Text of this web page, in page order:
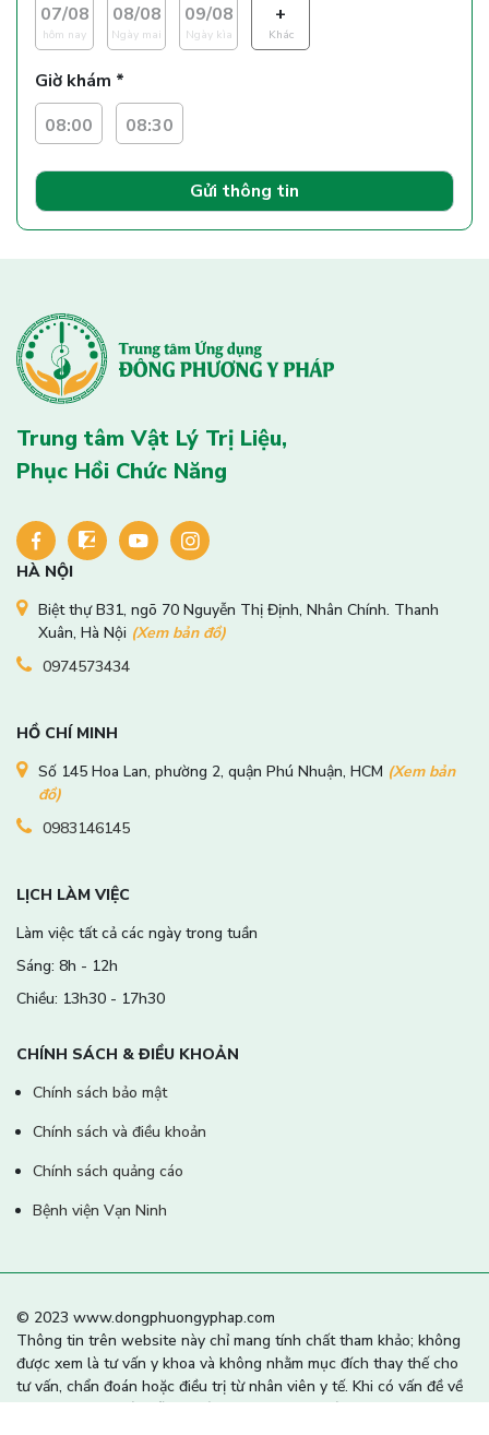
07/08
hôm nay
08/08
Ngày mai
09/08
Ngày kìa
+
Khác
Giờ khám *
08:00
08:30
Gửi thông tin
Trung tâm Vật Lý Trị Liệu,
Phục Hồi Chức Năng
HÀ NỘI
Biệt thự B31, ngõ 70 Nguyễn Thị Định, Nhân Chính. Thanh
Xuân, Hà Nội (Xem bản đồ)
0974573434
HỒ CHÍ MINH
Số 145 Hoa Lan, phường 2, quận Phú Nhuận, HCM (Xem bản
đồ)
0983146145
LỊCH LÀM VIỆC
Làm việc tất cả các ngày trong tuần
Sáng: 8h - 12h
Chiều: 13h30 - 17h30
CHÍNH SÁCH & ĐIỀU KHOẢN
Chính sách bảo mật
Chính sách và điều khoản
Chính sách quảng cáo
Bệnh viện Vạn Ninh
© 2023 www.dongphuongyphap.com
Thông tin trên website này chỉ mang tính chất tham khảo; không
được xem là tư vấn y khoa và không nhằm mục đích thay thế cho
tư vấn, chẩn đoán hoặc điều trị từ nhân viên y tế. Khi có vấn đề về
sức khỏe hoặc cần hỗ trợ cấp cứu người đọc cần liên hệ bác sĩ và